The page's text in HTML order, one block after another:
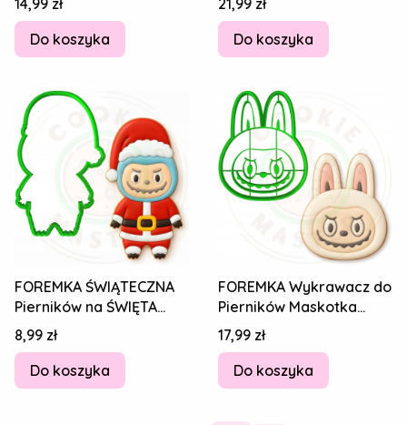
BALETNICA 10cm
14,99 zł
Do koszyka
Potworek LABUBU 12cm
21,99 zł
Do koszyka
FOREMKA ŚWIĄTECZNA
Pierników na ŚWIĘTA
BOŻE NARODZENIE
Potworek LABUBU 12cm
Cena
8,99 zł
Do koszyka
FOREMKA Wykrawacz do
Pierników Maskotka
Potwór Potworek
LABUBU 10cm
Cena
17,99 zł
Do koszyka